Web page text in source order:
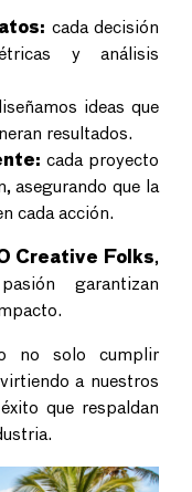
cada decisión
y análisis
ideas que
resultados.
cada proyecto
asegurando que la
cada acción.
Creative Folks,
garantizan
no solo cumplir
a nuestros
que respaldan